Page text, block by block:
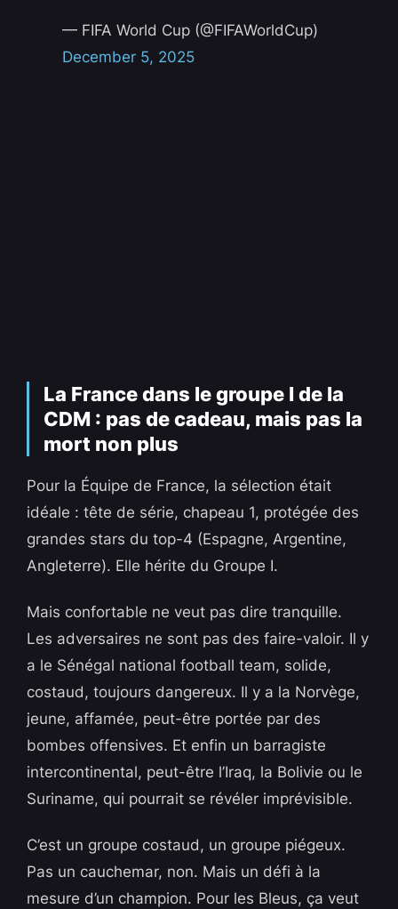
— FIFA World Cup (@FIFAWorldCup)
December 5, 2025
La France dans le groupe I de la
CDM : pas de cadeau, mais pas la
mort non plus
Pour la Équipe de France, la sélection était
idéale : tête de série, chapeau 1, protégée des
grandes stars du top-4 (Espagne, Argentine,
Angleterre). Elle hérite du Groupe I.
Mais confortable ne veut pas dire tranquille.
Les adversaires ne sont pas des faire-valoir. Il y
a le Sénégal national football team, solide,
costaud, toujours dangereux. Il y a la Norvège,
jeune, affamée, peut-être portée par des
bombes offensives. Et enfin un barragiste
intercontinental, peut-être l’Iraq, la Bolivie ou le
Suriname, qui pourrait se révéler imprévisible.
C’est un groupe costaud, un groupe piégeux.
Pas un cauchemar, non. Mais un défi à la
mesure d’un champion. Pour les Bleus, ça veut